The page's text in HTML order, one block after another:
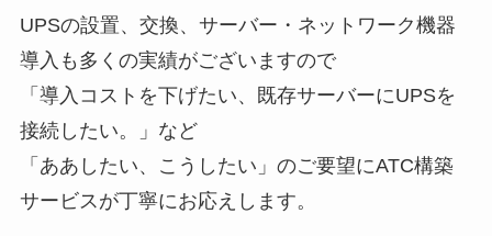
UPSの設置、交換、サーバー・ネットワーク機器
導入も多くの実績がございますので
「導入コストを下げたい、既存サーバーにUPSを
接続したい。」など
「ああしたい、こうしたい」のご要望にATC構築
サービスが丁寧にお応えします。